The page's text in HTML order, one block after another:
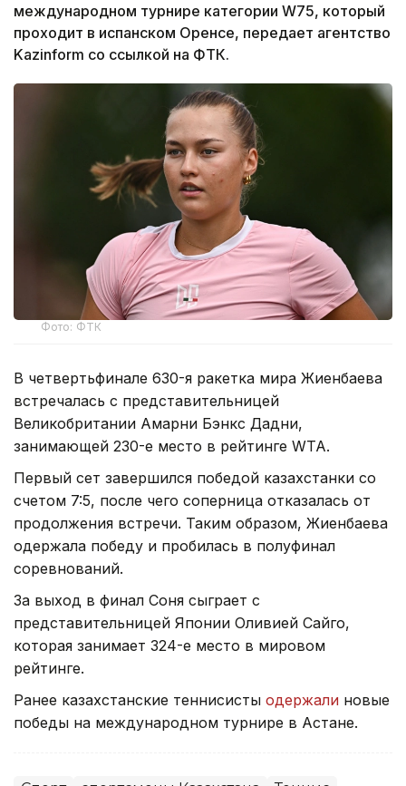
международном турнире категории W75, который
проходит в испанском Оренсе, передает агентство
Kazinform со ссылкой на ФТК.
Фото: ФТК
В четвертьфинале 630-я ракетка мира Жиенбаева
встречалась с представительницей
Великобритании Амарни Бэнкс Дадни,
занимающей 230-е место в рейтинге WTA.
Первый сет завершился победой казахстанки со
счетом 7:5, после чего соперница отказалась от
продолжения встречи. Таким образом, Жиенбаева
одержала победу и пробилась в полуфинал
соревнований.
За выход в финал Соня сыграет с
представительницей Японии Оливией Сайго,
которая занимает 324-е место в мировом
рейтинге.
Ранее казахстанские теннисисты одержали новые
победы на международном турнире в Астане.